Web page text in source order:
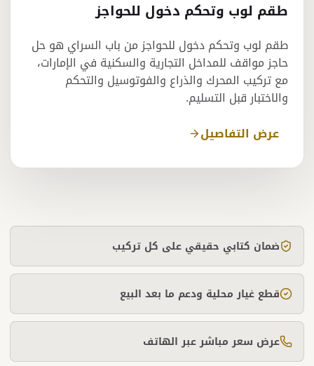
طقم لوب وتحكم دخول للحواجز
طقم لوب وتحكم دخول للحواجز من باب السراي هو حل
حاجز مواقف للمداخل التجارية والسكنية في الإمارات،
مع تركيب المحرك والذراع والفوتوسيل والتحكم
والاختبار قبل التسليم.
عرض التفاصيل
ضمان كتابي حقيقي على كل تركيب
قطع غيار محلية ودعم ما بعد البيع
عرض سعر مباشر عبر الهاتف